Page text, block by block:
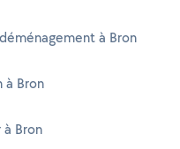
à Bron
à Bron
Bron